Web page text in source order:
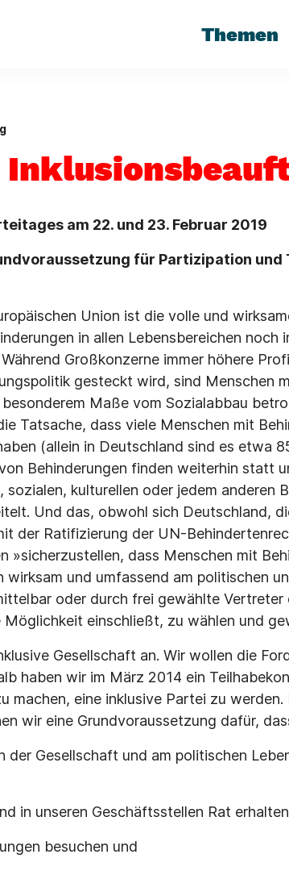
Themen
am 22. und 23. Februar 2019
für Partizipation und
Union ist die volle und
in allen Lebensbereichen noch
Großkonzerne immer höhere
gesteckt wird, sind Menschen
Maße vom Sozialabbau
Tatsache, dass viele Menschen mit
(allein in Deutschland sind es etwa
Behinderungen finden weiterhin statt
kulturellen oder jedem anderen
Und das, obwohl sich Deutschland,
der Ratifizierung der UN-
»sicherzustellen, dass Menschen mit
und umfassend am politischen
oder durch frei gewählte Vertreter
einschließt, zu wählen und
Gesellschaft an. Wir wollen die
haben wir im März 2014 ein
machen, eine inklusive Partei zu
wir eine Grundvoraussetzung dafür,
der Gesellschaft und am politischen
in unseren Geschäftsstellen Rat
besuchen und